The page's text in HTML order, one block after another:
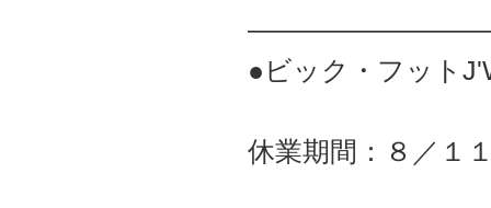
●ビック・フット
休業期間：８／１